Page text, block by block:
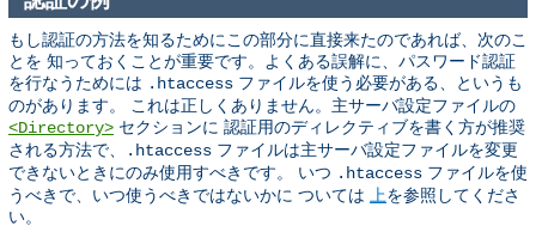
もし認証の方法を知るためにこの部分に直接来たのであれば、次のこ
とを 知っておくことが重要です。よくある誤解に、パスワード認証
を行なうためには .htaccess ファイルを使う必要がある、というも
のがあります。 これは正しくありません。主サーバ設定ファイルの
<Directory> セクションに 認証用のディレクティブを書く方が推奨
される方法で、
.htaccess ファイルは主サーバ設定ファイルを変更
できないときにのみ使用すべきです。 いつ .htaccess ファイルを使
うべきで、いつ使うべきではないかに ついては
上を参照してくださ
い。